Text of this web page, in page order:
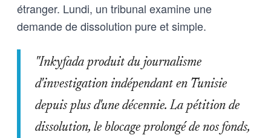
étranger. Lundi, un tribunal examine une
demande de dissolution pure et simple.
"Inkyfada produit du journalisme
d'investigation indépendant en Tunisie
depuis plus d'une décennie. La pétition de
dissolution, le blocage prolongé de nos fonds,